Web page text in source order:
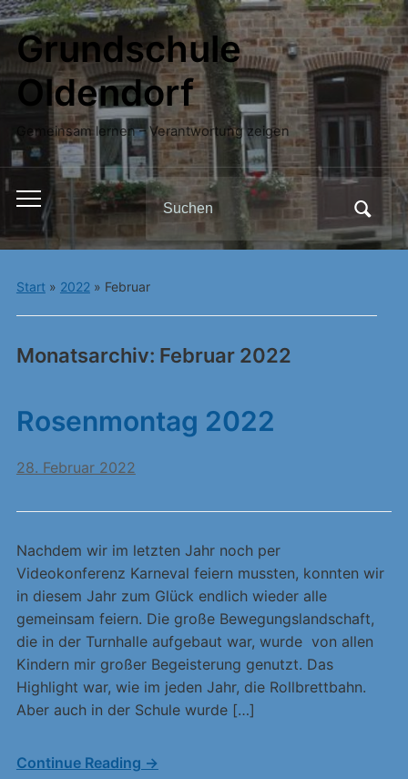
Grundschule
Oldendorf
Gemeinsam lernen – Verantwortung zeigen
Toggle
mobile
menu
Search
for:
Start » 2022 » Februar
Monatsarchiv: Februar 2022
Rosenmontag 2022
28. Februar 2022
Nachdem wir im letzten Jahr noch per
Videokonferenz Karneval feiern mussten, konnten wir
in diesem Jahr zum Glück endlich wieder alle
gemeinsam feiern. Die große Bewegungslandschaft,
die in der Turnhalle aufgebaut war, wurde von allen
Kindern mir großer Begeisterung genutzt. Das
Highlight war, wie im jeden Jahr, die Rollbrettbahn.
Aber auch in der Schule wurde […]
Continue Reading →